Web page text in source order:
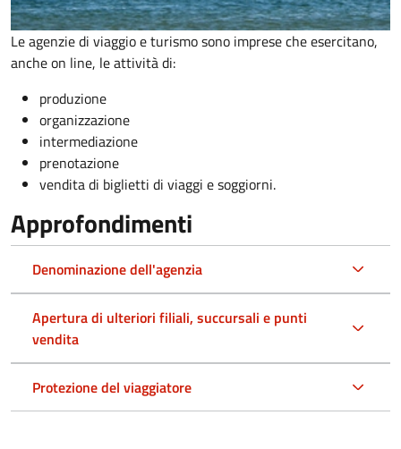
Le agenzie di viaggio e turismo sono imprese che esercitano,
anche on line, le attività di:
produzione
organizzazione
intermediazione
prenotazione
vendita di biglietti di viaggi e soggiorni.
Approfondimenti
Denominazione dell'agenzia
Apertura di ulteriori filiali, succursali e punti
vendita
Protezione del viaggiatore